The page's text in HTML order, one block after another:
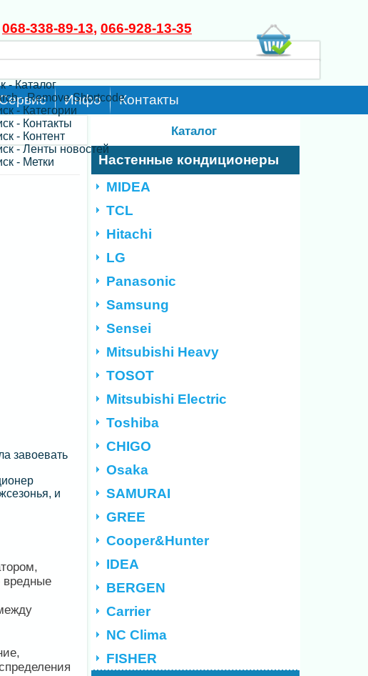
- Каталог
- Remove Shortcode
- Категории
- Контакты
- Контент
- Ленты новостей
- Метки
068-338-89-13, 066-928-13-35
Инфо Контакты
завоевать
и
вредные
Каталог
Настенные кондиционеры
MIDEA
TCL
Hitachi
LG
Panasonic
Samsung
Sensei
Mitsubishi Heavy
TOSOT
Mitsubishi Electric
Toshiba
CHIGO
Osaka
SAMURAI
GREE
Cooper&Hunter
IDEA
BERGEN
Carrier
NC Clima
FISHER